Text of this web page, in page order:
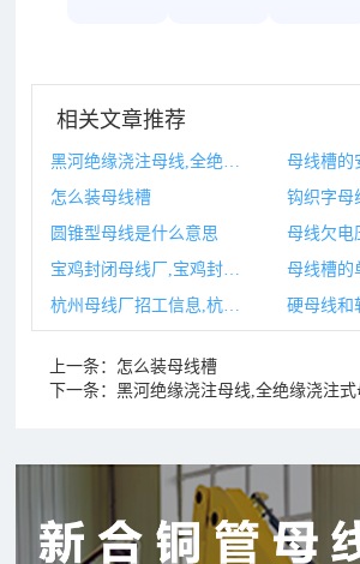
相关文章推荐
怎么装母线槽
圆锥型母线是什么意思
母线欠电
硬母线和
上一条： 怎么装母线槽
下一条：黑河绝缘浇注母线,全绝缘浇注